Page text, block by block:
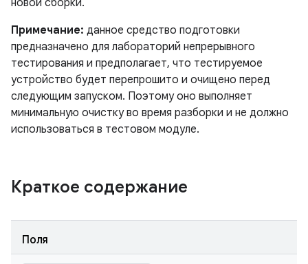
новой сборки.
Примечание: данное средство подготовки
предназначено для лабораторий непрерывного
тестирования и предполагает, что тестируемое
устройство будет перепрошито и очищено перед
следующим запуском. Поэтому оно выполняет
минимальную очистку во время разборки и не должно
использоваться в тестовом модуле.
Краткое содержание
Поля